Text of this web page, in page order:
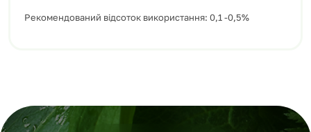
Рекомендований відсоток використання: 0,1 -0,5%